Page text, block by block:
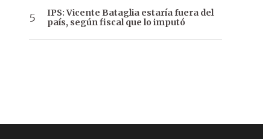
IPS: Vicente Bataglia estaría fuera del
país, según fiscal que lo imputó